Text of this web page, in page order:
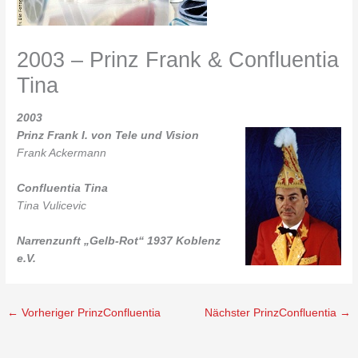
2003 – Prinz Frank & Confluentia
Tina
2003
Prinz Frank I. von Tele und Vision
Frank Ackermann
Confluentia Tina
Tina Vulicevic
Narrenzunft „Gelb-Rot“ 1937 Koblenz
e.V.
← Vorheriger PrinzConfluentia Nächster PrinzConfluentia →